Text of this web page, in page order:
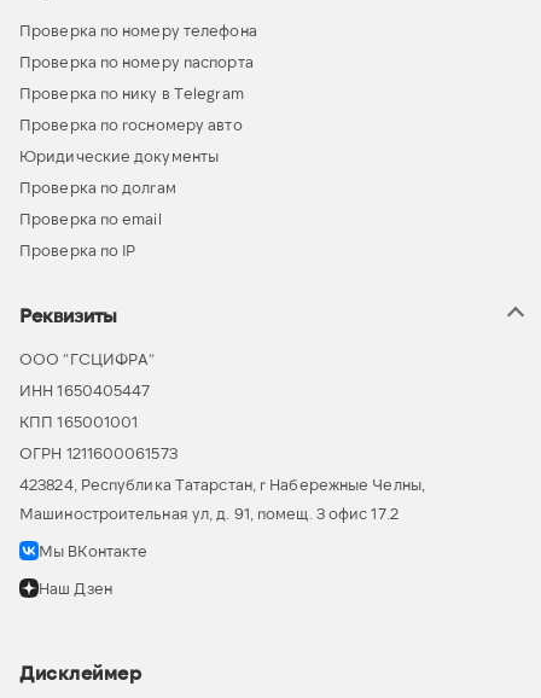
Проверка по номеру телефона
Проверка по номеру паспорта
Проверка по нику в Telegram
Проверка по госномеру авто
Юридические документы
Проверка по долгам
Проверка по email
Проверка по IP
Реквизиты
ООО “ГСЦИФРА”
ИНН 1650405447
КПП 165001001
ОГРН 1211600061573
423824, Республика Татарстан, г Набережные Челны,
Машиностроительная ул, д. 91, помещ. 3 офис 17.2
Мы ВКонтакте
Наш Дзен
Дисклеймер